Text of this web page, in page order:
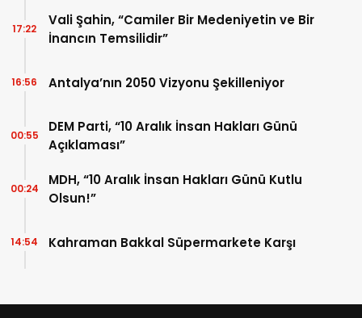
Vali Şahin, “Camiler Bir Medeniyetin ve Bir
İnancın Temsilidir”
17:22
Antalya’nın 2050 Vizyonu Şekilleniyor
16:56
DEM Parti, “10 Aralık İnsan Hakları Günü
Açıklaması”
00:55
MDH, “10 Aralık İnsan Hakları Günü Kutlu
Olsun!”
00:24
Kahraman Bakkal Süpermarkete Karşı
14:54